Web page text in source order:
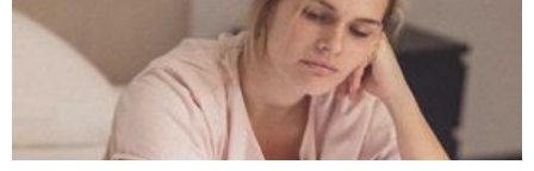
ირანის უსაფრთხოების